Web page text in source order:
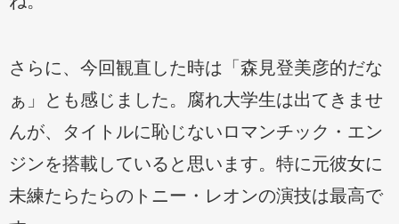
さらに、今回観直した時は「森見登美彦的だな
ぁ」とも感じました。腐れ大学生は出てきませ
んが、タイトルに恥じないロマンチック・エン
ジンを搭載していると思います。特に元彼女に
未練たらたらのトニー・レオンの演技は最高で